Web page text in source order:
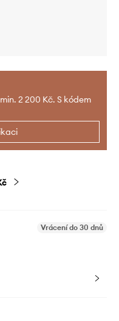
2 200 Kč. S kódem
Vrácení do 30 dnů